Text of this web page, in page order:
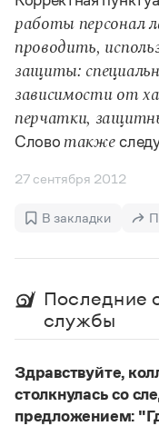
Словари русского
Справочники
Правила русской
Русский язык. Краткий
Письмовник
Словарь-справочник
Все справочники
Новости и события
Статьи
Управление в
Словарь
Словарь
Правила
(1956)
работы персонал
проводить,
защиты:
зависимости от
перчатки,
Слово также
27 сентября 2012
В закладки
Последние
службы
Здравствуйте,
столкнулась со
предложением: